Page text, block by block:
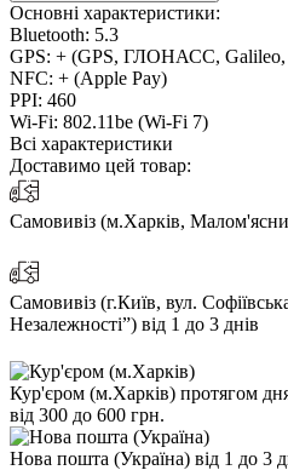
Основні характеристики:
Bluetooth: 5.3
GPS: + (GPS, ГЛОНАСС, Galileo,
NFC: + (Apple Pay)
PPI: 460
Wi-Fi: 802.11be (Wi-Fi 7)
Всі характеристики
Доставимо цей товар:
Самовивіз (м.Харків,
Самовивіз (г.Київ, вул.
Незалежності”) від 1 до 3 днів
Кур'єром (м.Харків) протягом
від 300 до 600 грн.
Нова пошта (Україна) від 1 до 3